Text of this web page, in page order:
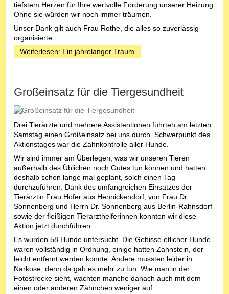
tiefstem Herzen für Ihre wertvolle Förderung unserer Heizung.
Ohne sie würden wir noch immer träumen.
Unser Dank gilt auch Frau Rothe, die alles so zuverlässig
organisierte.
Weiterlesen: Ein jahrelanger Traum
Großeinsatz für die Tiergesundheit
Drei Tierärzte und mehrere Assistentinnen führten am letzten
Samstag einen Großeinsatz bei uns durch. Schwerpunkt des
Aktionstages war die Zahnkontrolle aller Hunde.
Wir sind immer am Überlegen, was wir unseren Tieren
außerhalb des Üblichen noch Gutes tun können und hatten
deshalb schon lange mal geplant, solch einen Tag
durchzuführen. Dank des umfangreichen Einsatzes der
Tierärztin Frau Höfer aus Hennickendorf, von Frau Dr.
Sonnenberg und Herrn Dr. Sonnenberg aus Berlin-Rahnsdorf
sowie der fleißigen Tierarzthelferinnen konnten wir diese
Aktion jetzt durchführen.
Es wurden 58 Hunde untersucht. Die Gebisse etlicher Hunde
waren vollständig in Ordnung, einige hatten Zahnstein, der
leicht entfernt werden konnte. Andere mussten leider in
Narkose, denn da gab es mehr zu tun. Wie man in der
Fotostrecke sieht, wachten manche danach auch mit dem
einen oder anderen Zähnchen weniger auf.